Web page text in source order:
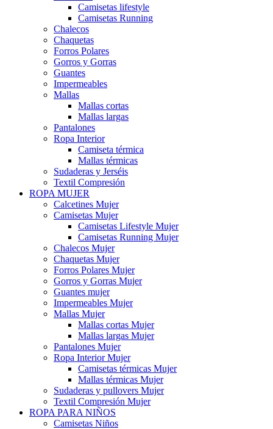
Camisetas lifestyle
Camisetas Running
Chalecos
Chaquetas
Forros Polares
Gorros y Gorras
Guantes
Impermeables
Mallas
Mallas cortas
Mallas largas
Pantalones
Ropa Interior
Camiseta térmica
Mallas térmicas
Sudaderas y Jerséis
Textil Compresión
ROPA MUJER
Calcetines Mujer
Camisetas Mujer
Camisetas Lifestyle Mujer
Camisetas Running Mujer
Chalecos Mujer
Chaquetas Mujer
Forros Polares Mujer
Gorros y Gorras Mujer
Guantes mujer
Impermeables Mujer
Mallas Mujer
Mallas cortas Mujer
Mallas largas Mujer
Pantalones Mujer
Ropa Interior Mujer
Camisetas térmicas Mujer
Mallas térmicas Mujer
Sudaderas y pullovers Mujer
Textil Compresión Mujer
ROPA PARA NIÑOS
Camisetas Niños